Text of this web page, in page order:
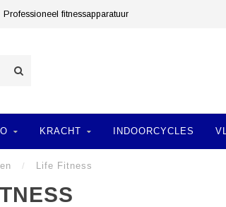
Professioneel fitnessapparatuur
KRACHT INDOORCYCLES
/ Life Fitness